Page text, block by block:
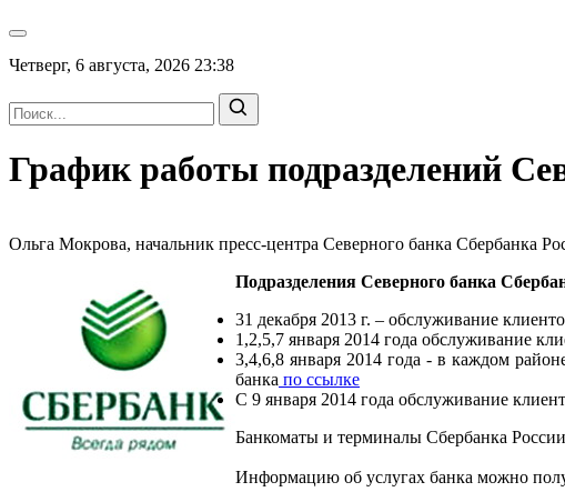
Четверг, 6 августа, 2026 23:38
График работы подразделений
Ольга Мокрова, начальник пресс-центра Северного банка Сбербанка
Подразделения Северного банка
31 декабря 2013 г. – обслуживание
1,2,5,7 января 2014 года обслуживание
3,4,6,8 января 2014 года - в каждом
банка по ссылке
С 9 января 2014 года обслуживание
Банкоматы и терминалы Сбербанка
Информацию об услугах банка можно